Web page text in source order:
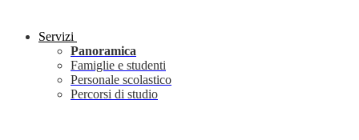
Servizi
Panoramica
Famiglie e studenti
Personale scolastico
Percorsi di studio